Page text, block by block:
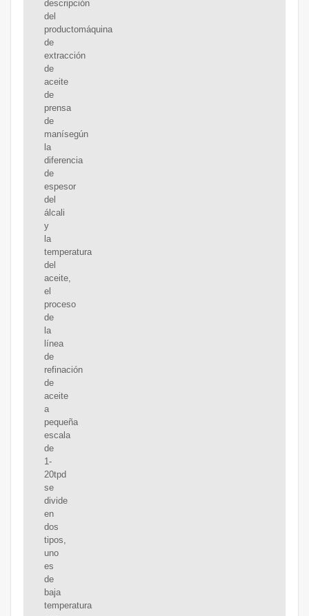
descripción
del
productomáquina
de
extracción
de
aceite
de
prensa
de
manísegún
la
diferencia
de
espesor
del
álcali
y
la
temperatura
del
aceite,
el
proceso
de
la
línea
de
refinación
de
aceite
a
pequeña
escala
de
1-
20tpd
se
divide
en
dos
tipos,
uno
es
de
baja
temperatura